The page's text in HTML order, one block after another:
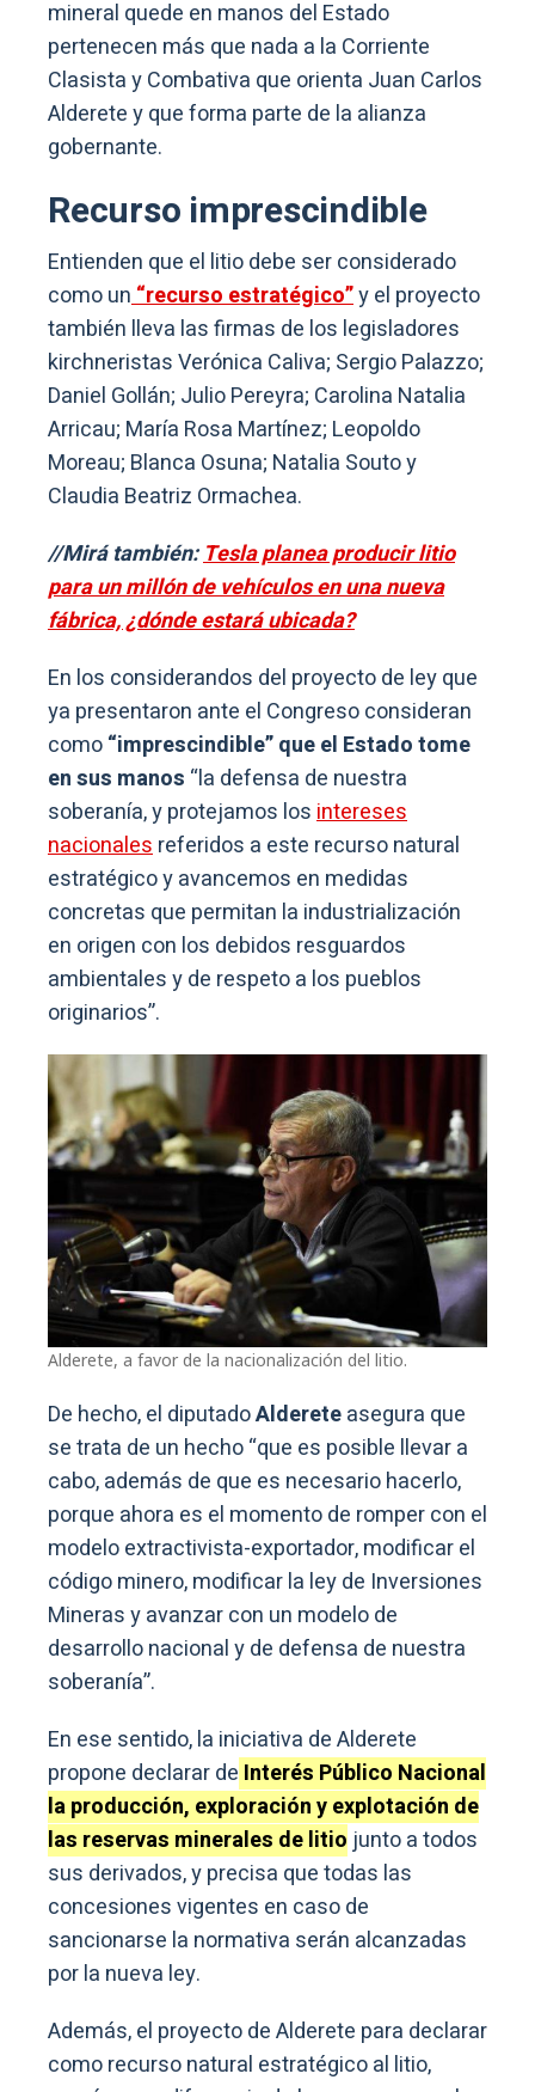
mineral quede en manos del Estado
pertenecen más que nada a la Corriente
Clasista y Combativa que orienta Juan Carlos
Alderete y que forma parte de la alianza
gobernante.
Recurso imprescindible
Entienden que el litio debe ser considerado
como un“recurso estratégico”y el proyecto
también lleva las firmas de los legisladores
kirchneristas Verónica Caliva; Sergio Palazzo;
Daniel Gollán; Julio Pereyra; Carolina Natalia
Arricau; María Rosa Martínez; Leopoldo
Moreau; Blanca Osuna; Natalia Souto y
Claudia Beatriz Ormachea.
//Mirá también:Tesla planea producir litio
para un millón de vehículos en una nueva
fábrica, ¿dónde estará ubicada?
En los considerandos del proyecto de ley que
ya presentaron ante el Congreso consideran
como“imprescindible” que el Estado tome
en sus manos “la defensa de nuestra
soberanía, y protejamos losintereses
nacionalesreferidos a este recurso natural
estratégico y avancemos en medidas
concretas que permitan la industrialización
en origen con los debidos resguardos
ambientales y de respeto a los pueblos
originarios”.
Alderete, a favor de la nacionalización del litio.
De hecho, el diputadoAldereteasegura que
se trata de un hecho “que es posible llevar a
cabo, además de que es necesario hacerlo,
porque ahora es el momento de romper con el
modelo extractivista-exportador, modificar el
código minero, modificar la ley de Inversiones
Mineras y avanzar con un modelo de
desarrollo nacional y de defensa de nuestra
soberanía”.
En ese sentido, la iniciativa de Alderete
propone declarar de Interés Público Nacional
la producción, exploración y explotación de
las reservas minerales de litio junto a todos
sus derivados, y precisa que todas las
concesiones vigentes en caso de
sancionarse la normativa serán alcanzadas
por la nueva ley.
Además, el proyecto de Alderete para declarar
como recurso natural estratégico al litio,